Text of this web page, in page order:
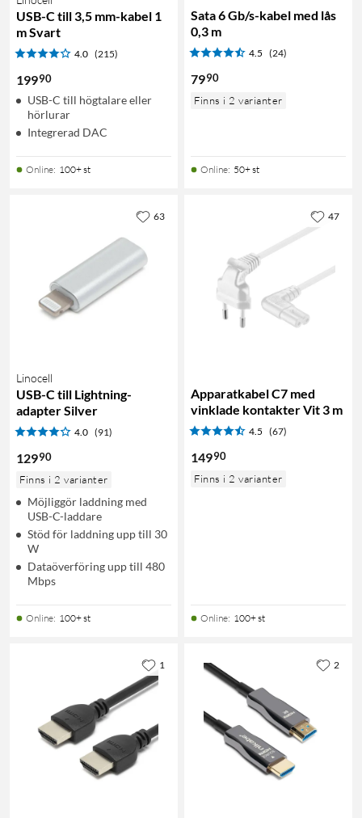
USB-C till 3,5 mm-kabel 1
m Svart
4.0 (215)
19990
USB-C till högtalare eller
hörlurar
Integrerad DAC
Online: 100+ st
Sata 6 Gb/s-kabel med lås
0,3 m
4.5 (24)
7990
Finns i 2 varianter
Online: 50+ st
Linocell
USB-C till Lightning-
adapter Silver
4.0 (91)
12990
Finns i 2 varianter
Möjliggör laddning med
USB-C-laddare
Stöd för laddning upp till 30
W
Dataöverföring upp till 480
Mbps
Online: 100+ st
63
Apparatkabel C7 med
vinklade kontakter Vit 3 m
4.5 (67)
14990
Finns i 2 varianter
Online: 100+ st
47
1 2